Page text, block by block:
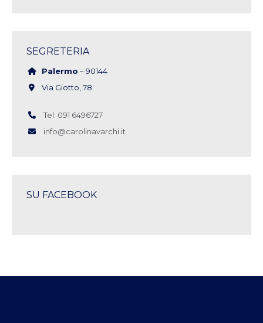
SEGRETERIA
Palermo – 90144
Via Giotto, 78
Tel: 091 6496727
info@carolinavarchi.it
SU FACEBOOK